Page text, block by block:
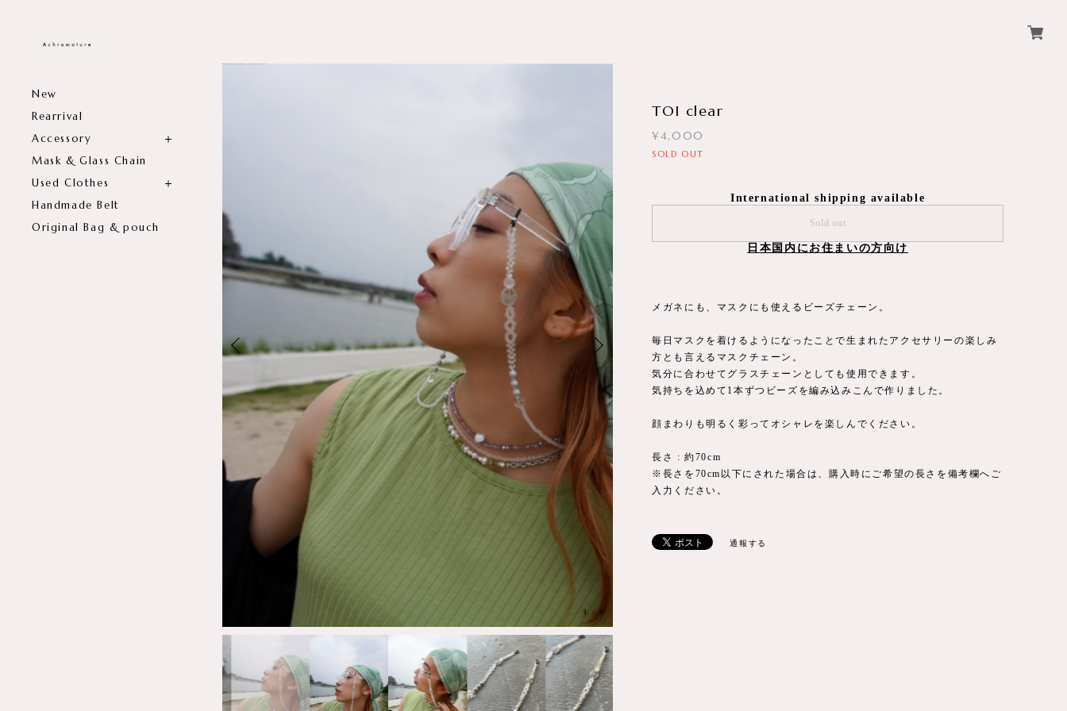
New
Rearrival
Accessory
Mask & Glass Chain
Used Clothes
Handmade Belt
Original Bag & pouch
3/8
TOI clear
¥4,000
SOLD OUT
International shipping available
Sold out
日本国内にお住まいの方向け
メガネにも、マスクにも使えるビーズチェーン。
毎日マスクを着けるようになったことで生まれたアクセサリーの楽しみ
方とも言えるマスクチェーン。
気分に合わせてグラスチェーンとしても使用できます。
気持ちを込めて1本ずつビーズを編み込みこんで作りました。
顔まわりも明るく彩ってオシャレを楽しんでください。
長さ : 約70cm
※長さを70cm以下にされた場合は、購入時にご希望の長さを備考欄へご
入力ください。
通報する